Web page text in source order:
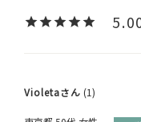
Violeta 1